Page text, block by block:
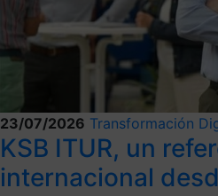
23/07/2026 Transformación
KSB ITUR, un
internacional